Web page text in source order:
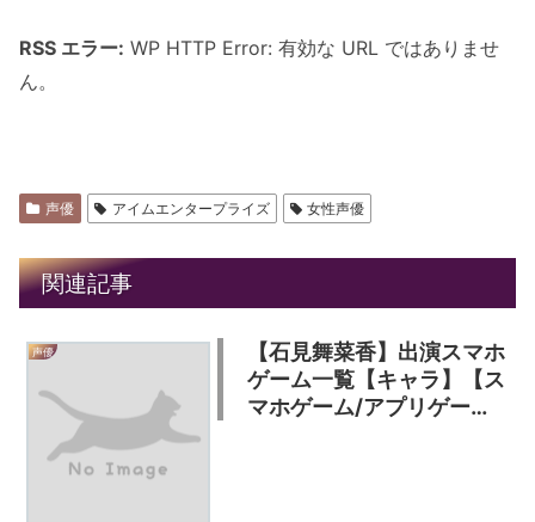
RSS エラー: WP HTTP Error: 有効な URL ではありませ
ん。
声優 アイムエンタープライズ 女性声優
関連記事
声優
【石見舞菜香】出演スマホ
ゲーム一覧【キャラ】【ス
マホゲーム/アプリゲー